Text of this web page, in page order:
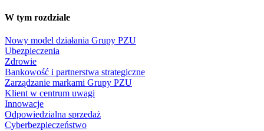
W tym rozdziale
Nowy model działania Grupy PZU
Ubezpieczenia
Zdrowie
Bankowość i partnerstwa strategiczne
Zarządzanie markami Grupy PZU
Klient w centrum uwagi
Innowacje
Odpowiedzialna sprzedaż
Cyberbezpieczeństwo